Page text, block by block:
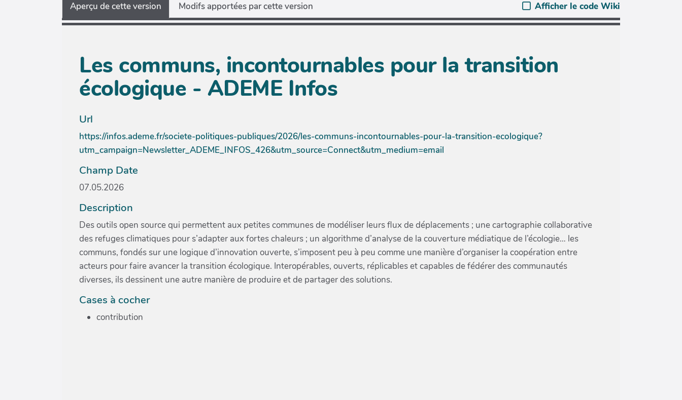
Aperçu de cette version Modifs apportées par cette version Afficher le code Wiki
Les communs, incontournables pour la transition
écologique - ADEME Infos
Url
https://infos.ademe.fr/societe-politiques-publiques/2026/les-communs-incontournables-pour-la-transition-ecologique?
utm_campaign=Newsletter_ADEME_INFOS_426&utm_source=Connect&utm_medium=email
Champ Date
07.05.2026
Description
Des outils open source qui permettent aux petites communes de modéliser leurs flux de déplacements ; une cartographie collaborative
des refuges climatiques pour s’adapter aux fortes chaleurs ; un algorithme d’analyse de la couverture médiatique de l’écologie… les
communs, fondés sur une logique d’innovation ouverte, s’imposent peu à peu comme une manière d’organiser la coopération entre
acteurs pour faire avancer la transition écologique. Interopérables, ouverts, réplicables et capables de fédérer des communautés
diverses, ils dessinent une autre manière de produire et de partager des solutions.
Cases à cocher
contribution